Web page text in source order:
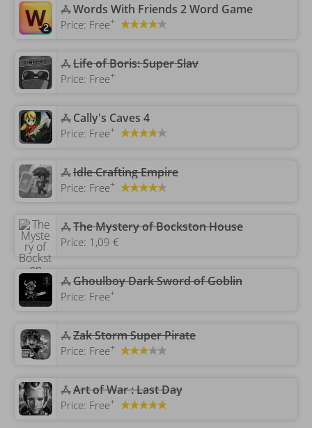
‎Words With Friends 2 Word Game
Price: Free+
‎Life of Boris: Super Slav
Price: Free+
‎Cally's Caves 4
Price: Free+
‎Idle Crafting Empire
Price: Free+
‎The Mystery of Bockston House
Price: 1,09 €
Ghoulboy Dark Sword of Goblin
Price: Free+
Zak Storm Super Pirate
Price: Free+
‎Art of War : Last Day
Price: Free+